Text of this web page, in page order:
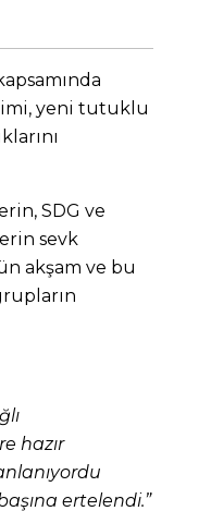
yeni tutuklu
SDG ve
sevk
akşam ve bu
hazır
ertelendi.”